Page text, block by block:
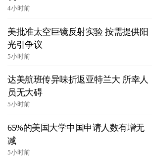
4小时前
美批准太空巨镜反射实验 按需提供阳
光引争议
5小时前
达美航班传异味折返亚特兰大 所幸人
员无大碍
5小时前
65%的美国大学中国申请人数有增无
减
5小时前